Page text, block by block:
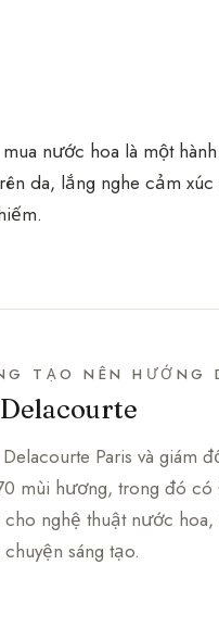
nước hoa là một
da, lắng nghe cảm
TẠO NÊN HƯỚNG
Paris và giám
mùi hương, trong đó có
nghệ thuật nước
sáng tạo.